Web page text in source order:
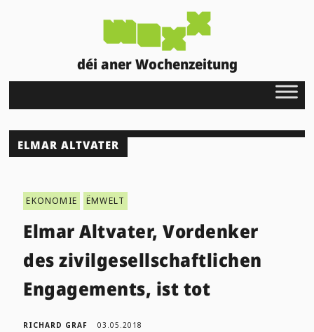
déi aner Wochenzeitung
ELMAR ALTVATER
EKONOMIE ËMWELT
Elmar Altvater, Vordenker
des zivilgesellschaftlichen
Engagements, ist tot
RICHARD GRAF 03.05.2018